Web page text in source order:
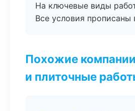
На ключевые виды
Все условия прописаны
Похожие
и плиточные